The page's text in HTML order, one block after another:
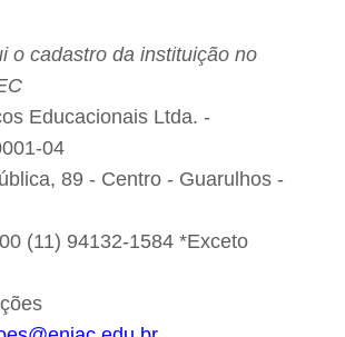
o cadastro da instituição no
Educacionais Ltda. -
04
89 - Centro - Guarulhos -
(11) 94132-1584 *Exceto